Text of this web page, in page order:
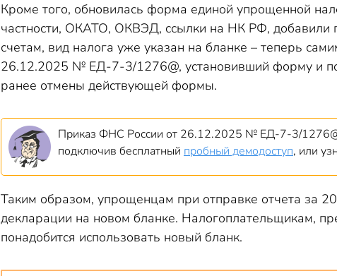
Кроме того, обновилась форма единой упрощенной
частности, ОКАТО, ОКВЭД, ссылки на НК РФ, добавили
счетам, вид налога уже указан на бланке – теперь
26.12.2025 № ЕД-7-3/1276@, установивший форму и
ранее отмены действующей формы.
Приказ ФНС России от 26.12.2025 № ЕД-7-3/
подключив бесплатный пробный демодоступ, или
Таким образом, упрощенцам при отправке отчета за
декларации на новом бланке. Налогоплательщикам,
понадобится использовать новый бланк.